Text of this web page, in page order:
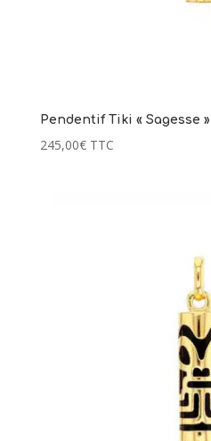
Pendentif Tiki « Sagesse
245,00€ TTC